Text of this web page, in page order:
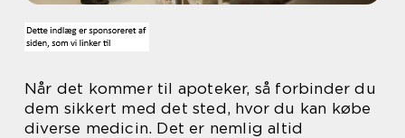
Når det kommer til apoteker, så forbinder du
dem sikkert med det sted, hvor du kan købe
diverse medicin. Det er nemlig altid